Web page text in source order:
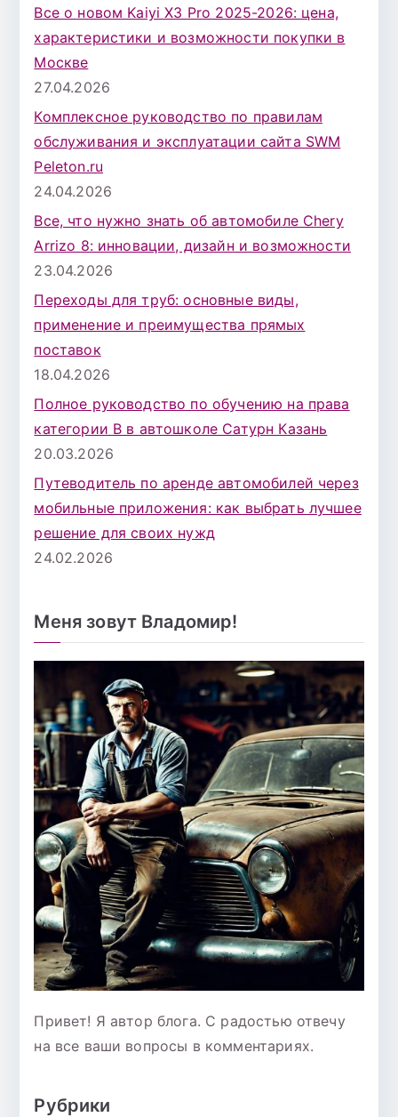
Все о новом Kaiyi X3 Pro 2025-2026: цена,
характеристики и возможности покупки в
Москве
27.04.2026
Комплексное руководство по правилам
обслуживания и эксплуатации сайта SWM
Peleton.ru
24.04.2026
Все, что нужно знать об автомобиле Chery
Arrizo 8: инновации, дизайн и возможности
23.04.2026
Переходы для труб: основные виды,
применение и преимущества прямых
поставок
18.04.2026
Полное руководство по обучению на права
категории B в автошколе Сатурн Казань
20.03.2026
Путеводитель по аренде автомобилей через
мобильные приложения: как выбрать лучшее
решение для своих нужд
24.02.2026
Меня зовут Владомир!
Привет! Я автор блога. С радостью отвечу
на все ваши вопросы в комментариях.
Рубрики